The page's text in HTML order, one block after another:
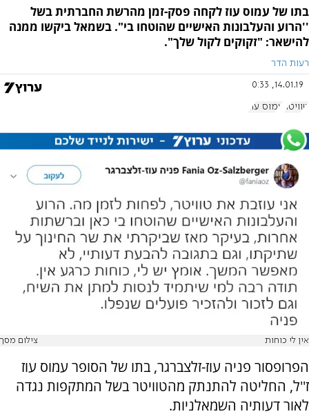
בתו של עמוס עוז לקחה פסק-זמן מהרשת החברתית בשל
''הרוע והעלבונות האישיים שהוטחו בי". בשמאל ביקשו ממנה
להישאר: "זקוקים לקול שלך".
רעות הדר
14.01.19, 0:33
טוויטר עמוס עוז
אין לי כוחות צילום מסך
הפרופסור פניה עוז-זלצברגר, בתו של הסופר עמוס עוז
ז''ל, החליטה להתנתק מהטוויטר בשל המתקפות נגדה
לאור דעותיה השמאלניות.